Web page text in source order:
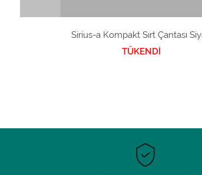
Sirius-a Kompakt Sırt Çantası
TÜKENDİ